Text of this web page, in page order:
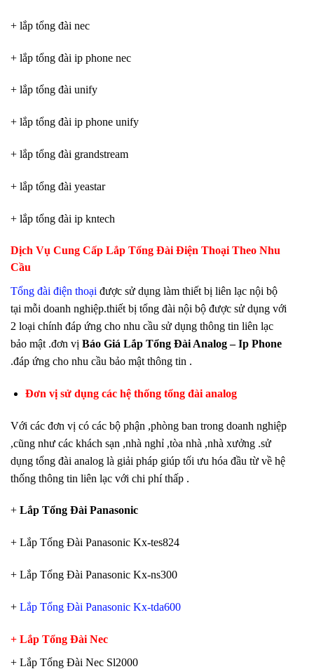
+ lắp tổng đài nec
+ lắp tổng đài ip phone nec
+ lắp tổng đài unify
+ lắp tổng đài ip phone unify
+ lắp tổng đài grandstream
+ lắp tổng đài yeastar
+ lắp tổng đài ip kntech
Dịch Vụ Cung Cấp Lắp Tổng Đài Điện Thoại Theo Nhu
Cầu
Tổng đài điện thoại được sử dụng làm thiết bị liên lạc nội bộ
tại mỗi doanh nghiệp.thiết bị tổng đài nội bộ được sử dụng với
2 loại chính đáp ứng cho nhu cầu sử dụng thông tin liên lạc
bảo mật .đơn vị Báo Giá Lắp Tổng Đài Analog – Ip Phone
.đáp ứng cho nhu cầu bảo mật thông tin .
Đơn vị sử dụng các hệ thống tổng đài analog
Với các đơn vị có các bộ phận ,phòng ban trong doanh nghiệp
,cũng như các khách sạn ,nhà nghỉ ,tòa nhà ,nhà xưởng .sử
dụng tổng đài analog là giải pháp giúp tối ưu hóa đầu từ về hệ
thống thông tin liên lạc với chi phí thấp .
+ Lắp Tổng Đài Panasonic
+ Lắp Tổng Đài Panasonic Kx-tes824
+ Lắp Tổng Đài Panasonic Kx-ns300
+ Lắp Tổng Đài Panasonic Kx-tda600
+ Lắp Tổng Đài Nec
+ Lắp Tổng Đài Nec Sl2000